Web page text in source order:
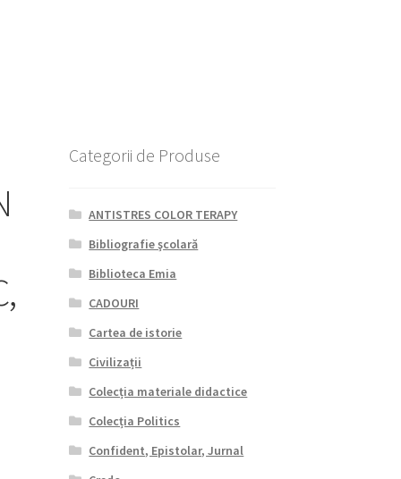
Categorii de Produse
ANTISTRES COLOR TERAPY
Bibliografie şcolară
Biblioteca Emia
CADOURI
Cartea de istorie
Civilizații
Colecția materiale didactice
Colecția Politics
Confident, Epistolar, Jurnal